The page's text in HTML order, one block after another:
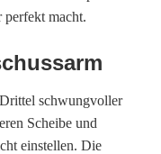
perfekt macht.
schwungvoller
Scheibe und
einstellen. Die